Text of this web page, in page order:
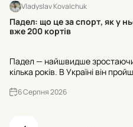
Vladyslav Kovalchuk
Падел: що це за спорт, як у
вже 200 кортів
Падел — найшвидше
кілька років. В Україні він
до кінця 2026 року їхня
6 Серпня 2026